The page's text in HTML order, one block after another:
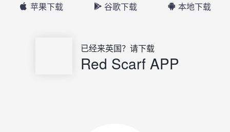
苹果下载 谷歌下载 本地下载
已经来英国？请下载
Red Scarf APP